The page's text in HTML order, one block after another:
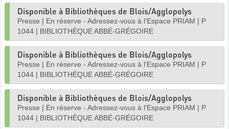
Disponible à Bibliothèques de Blois/Agglopolys
Presse | En réserve - Adressez-vous à l'Espace PRIAM | P
1044 | BIBLIOTHÈQUE ABBÉ-GRÉGOIRE
Disponible à Bibliothèques de Blois/Agglopolys
Presse | En réserve - Adressez-vous à l'Espace PRIAM | P
1044 | BIBLIOTHÈQUE ABBÉ-GRÉGOIRE
Disponible à Bibliothèques de Blois/Agglopolys
Presse | En réserve - Adressez-vous à l'Espace PRIAM | P
1044 | BIBLIOTHÈQUE ABBÉ-GRÉGOIRE